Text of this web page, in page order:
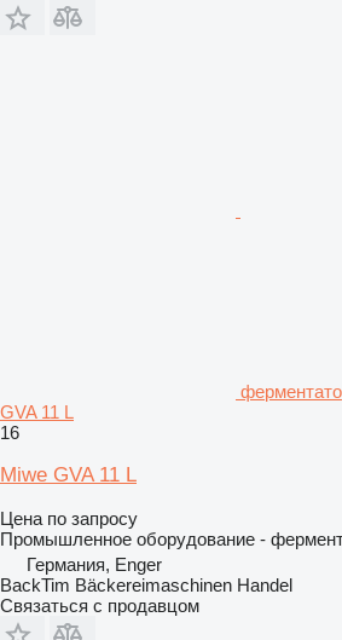
GVA 11 L
16
Miwe GVA 11 L
Цена по запросу
Промышленное оборудование -
Германия, Enger
BackTim Bäckereimaschinen Handel
Связаться с продавцом